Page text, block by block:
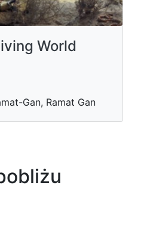
World
Gan, Ramat Gan